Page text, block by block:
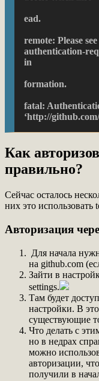
ead.
remote: Please
authentication-
in
formation.
fatal:
‘http://
Как
правильно?
Сейчас осталось
них это использовать
Авторизация
Для начала
на github.com
Зайти в
settings.
Там будет
настройки. В
существующие
Что делать с
но в недрах
можно
авторизации,
получили в